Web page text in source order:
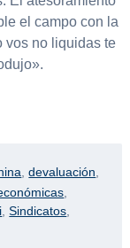
el campo con la
vos no liquidas te
,devaluación
,Sindicatos